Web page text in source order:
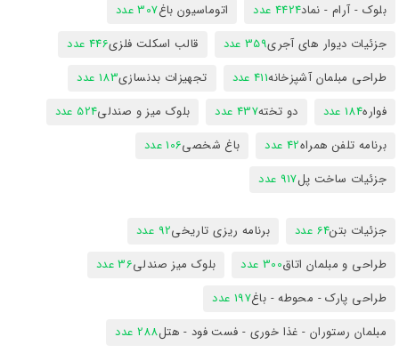
بلوک - آرام - نماد4424 عدد اتوماسیون باغ307 عدد
جزئیات دیوار های آجری359 عدد قالب اسکلت فلزی446 عدد
طراحی مبلمان آشپزخانه411 عدد تجهیزات بدنسازی183 عدد
فواره184 عدد دو تخته437 عدد بلوک میز و صندلی524 عدد
برنامه تلفن همراه42 عدد باغ شخصی106 عدد
جزئیات ساخت پل917 عدد
جزئیات بتن64 عدد برنامه ریزی تاریخی92 عدد
طراحی و مبلمان اتاق300 عدد بلوک میز صندلی36 عدد
طراحی پارک - محوطه - باغ197 عدد
مبلمان رستوران - غذا خوری - فست فود - هتل288 عدد